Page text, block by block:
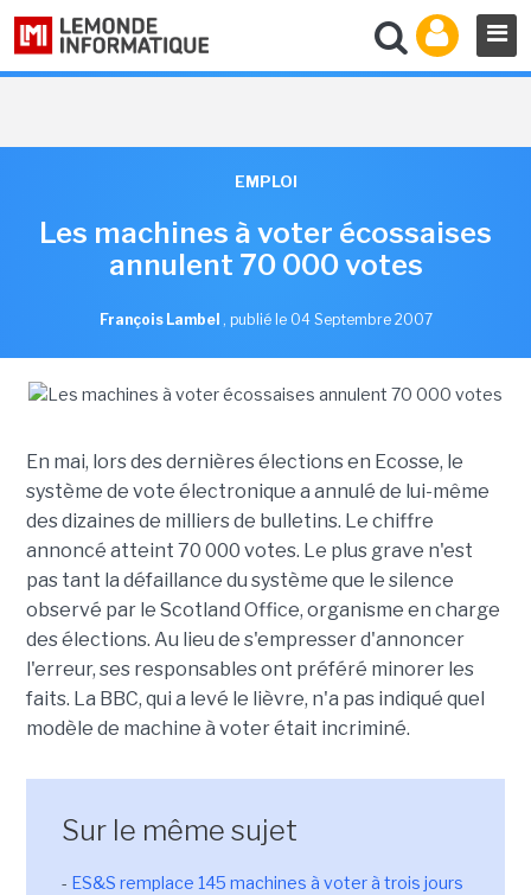
EMPLOI
Les machines à voter écossaises
annulent 70 000 votes
François Lambel , publié le 04 Septembre 2007
En mai, lors des dernières élections en Ecosse, le
système de vote électronique a annulé de lui-même
des dizaines de milliers de bulletins. Le chiffre
annoncé atteint 70 000 votes. Le plus grave n'est
pas tant la défaillance du système que le silence
observé par le Scotland Office, organisme en charge
des élections. Au lieu de s'empresser d'annoncer
l'erreur, ses responsables ont préféré minorer les
faits. La BBC, qui a levé le lièvre, n'a pas indiqué quel
modèle de machine à voter était incriminé.
Sur le même sujet
- ES&S remplace 145 machines à voter à trois jours